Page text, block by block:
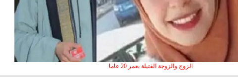
الزوج والزوجة القتيلة بعمر 20 عاما